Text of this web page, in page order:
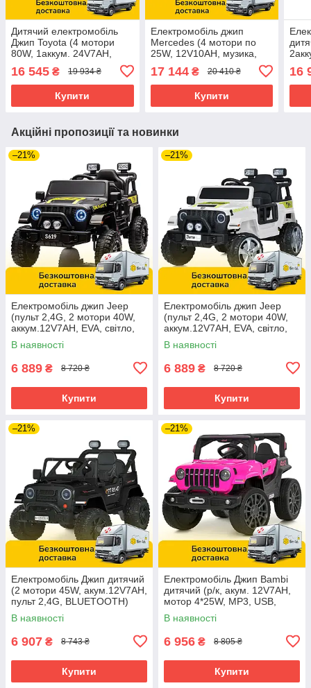
Дитячий електромобіль
Джип Toyota (4 мотори
80W, 1аккум. 24V7AH,
4968EBLR-2(24V) Чорний
16 545 ₴ 19 934 ₴
Купити
Електромобіль джип
Mercedes (4 мотори по
25W, 12V10AH, музика,
світло, пульт 2,4G) Bambi
M 5912EBLR-1 Білий
17 144₴ 20 410 ₴
Купити
16
Акційні пропозиції та новинки
–21%
Електромобіль джип Jeep
(пульт 2,4G, 2 мотори 40W,
аккум.12V7AH, EVA, світло,
музика) M 5103EBLR-2
Чорний
В наявності
6 889 ₴ 8 720 ₴
Купити
–21%
Електромобіль джип Jeep
(пульт 2,4G, 2 мотори 40W,
аккум.12V7AH, EVA, світло,
музика) M 5103EBLR-1 Білий
В наявності
6 889 ₴ 8 720 ₴
Купити
–21%
Електромобіль Джип дитячий
(2 мотори 45W, акум.12V7AH,
пульт 2,4G, BLUETOOTH)
Bambi M 6289EBLR-2 Чорний
В наявності
6 907 ₴ 8 743 ₴
Купити
–21%
Електромобіль Джип Bambi
дитячий (р/к, акум. 12V7AH,
мотор 4*25W, MP3, USB,
BLUETOOTH) M 6357EBLR-8
Рожевий
В наявності
6 956 ₴ 8 805 ₴
Купити